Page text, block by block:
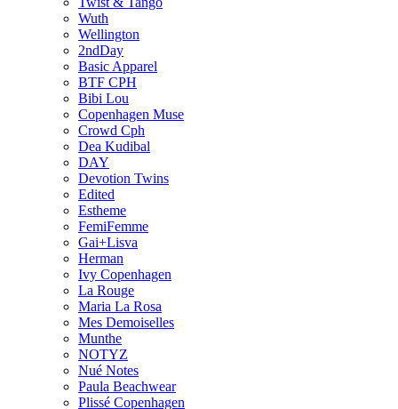
Wuth
Wellington
2ndDay
Basic Apparel
BTF CPH
Bibi Lou
Copenhagen Muse
Crowd Cph
Dea Kudibal
DAY
Devotion Twins
Edited
Estheme
FemiFemme
Gai+Lisva
Herman
Ivy Copenhagen
La Rouge
Maria La Rosa
Mes Demoiselles
Munthe
NOTYZ
Nué Notes
Paula Beachwear
Plissé Copenhagen